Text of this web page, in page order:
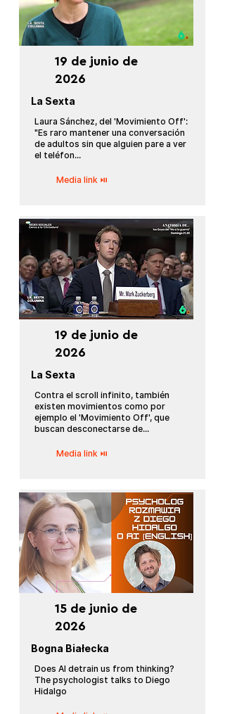
19 de junio de
2026
La Sexta
Laura Sánchez, del 'Movimiento Off':
"Es raro mantener una conversación
de adultos sin que alguien pare a ver
el teléfon...
Media link ⏯
19 de junio de
2026
La Sexta
Contra el scroll infinito, también
existen movimientos como por
ejemplo el 'Movimiento Off', que
buscan desconectarse de...
Media link ⏯
15 de junio de
2026
Bogna Białecka
Does AI detrain us from thinking?
The psychologist talks to Diego
Hidalgo